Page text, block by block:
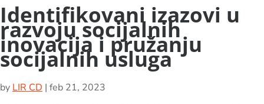
Identifikovani izazovi u
razvoju socijalnih
inovacija i pružanju
socijalnih usluga
by LIR CD | feb 21, 2023